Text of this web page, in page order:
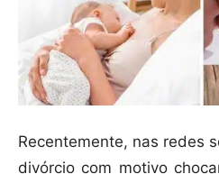
Recentemente, nas redes
divórcio com motivo